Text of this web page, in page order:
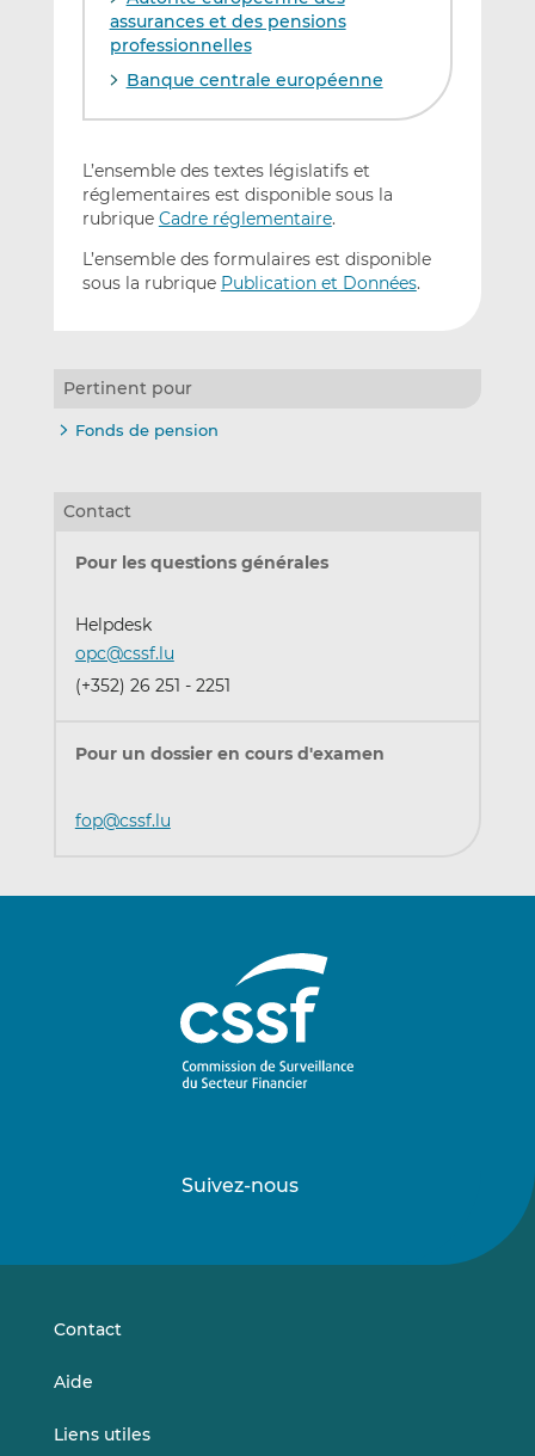
assurances et des pensions
professionnelles
Banque centrale européenne
L’ensemble des textes législatifs et
réglementaires est disponible sous la
rubrique Cadre réglementaire.
L’ensemble des formulaires est disponible
sous la rubrique Publication et Données.
Pertinent pour
Fonds de pension
Contact
Pour les questions générales
Helpdesk
(+352) 26 251 - 2251
opc@cssf.lu
Pour un dossier en cours d'examen
fop@cssf.lu
Suivez-nous
sursur
Contact
Aide
Liens utiles